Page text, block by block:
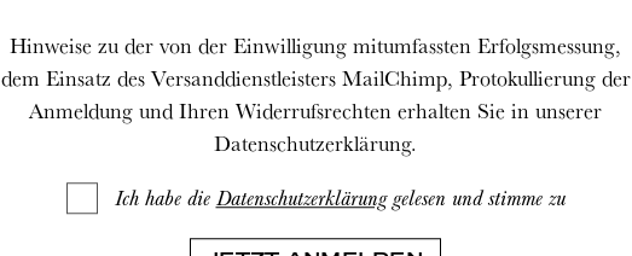
Hinweise zu der von der Einwilligung mitumfassten Erfolgsmessung,
dem Einsatz des Versanddienstleisters MailChimp, Protokullierung der
Anmeldung und Ihren Widerrufsrechten erhalten Sie in unserer
Datenschutzerklärung.
Ich habe dieDatenschutzerklärunggelesen und stimme zu